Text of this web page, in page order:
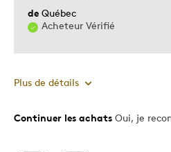
Décrivez-vous
EST TRÈS
de Québec
Acheteur Vérifié
Plus de détails
Le pour
Continuer les achats Oui, je